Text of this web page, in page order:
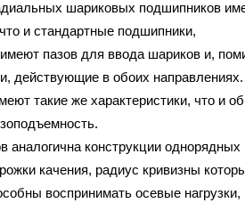
шариковых подшипников
и стандартные подшипники,
пазов для ввода шариков и,
действующие в обоих направлениях.
такие же характеристики, что и
конструкции однорядных
качения, радиус кривизны
воспринимать осевые нагрузки,